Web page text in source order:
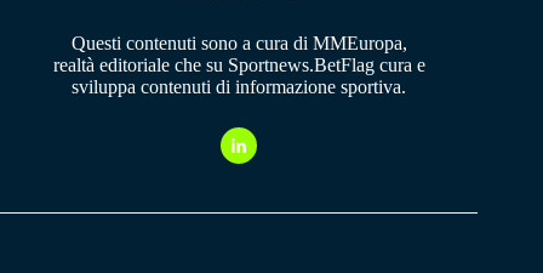
Questi contenuti sono a cura di MMEuropa,
realtà editoriale che su Sportnews.BetFlag cura e
sviluppa contenuti di informazione sportiva.